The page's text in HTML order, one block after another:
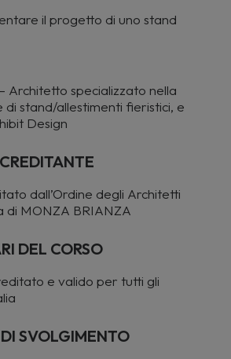
il progetto di uno stand
Architetto specializzato nella
stand/allestimenti fieristici, e
Design
dall’Ordine degli Architetti
di MONZA BRIANZA
DEL CORSO
e valido per tutti gli
SVOLGIMENTO